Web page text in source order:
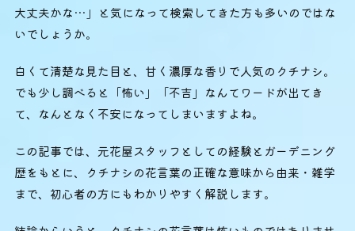
大丈夫かな…」と気になって検索してきた方も多いのではな
いでしょうか。
白くて清楚な見た目と、甘く濃厚な香りで人気のクチナシ。
でも少し調べると「怖い」「不吉」なんてワードが出てき
て、なんとなく不安になってしまいますよね。
この記事では、元花屋スタッフとしての経験とガーデニング
歴をもとに、クチナシの花言葉の正確な意味から由来・雑学
まで、初心者の方にもわかりやすく解説します。